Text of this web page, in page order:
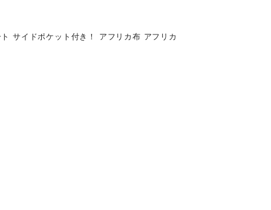
サイドポケット付き！ アフリカ布 アフリカ